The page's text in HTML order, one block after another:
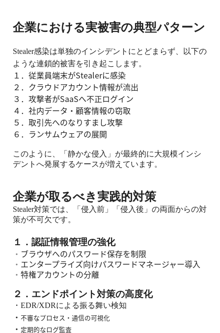
企業における実被害の典型パターン
Stealer感染は単独のインシデントにとどまらず、以下の
ような連鎖的被害を引き起こします。
１．従業員端末がStealerに感染
２．クラウドアカウント情報が流出
３．攻撃者がSaaSへ不正ログイン
４．社内データ・顧客情報の窃取
５．取引先へのなりすまし攻撃
６．ランサムウェアの展開
このように、「静かな侵入」が最終的に大規模インシ
デントへ発展するケースが増えています。
企業が取るべき実践的対策
Stealer対策では、「侵入前」「侵入後」の両面からの対
策が不可欠です。
１．認証情報管理の強化
・ ブラウザへのパスワード保存を制限
・ エンタープライズ向けパスワードマネージャー導入
・ 特権アカウントの分離
２．エンドポイント対策の高度化
・ EDR/XDRによる振る舞い検知
・ 不審なプロセス・通信の可視化
・ 定期的なログ監査